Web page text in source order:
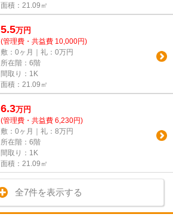
面積：21.09㎡
5.5万円
(管理費・共益費 10,000円)
敷：0ヶ月｜礼：0万円
所在階：6階
間取り：1K
面積：21.09㎡
6.3万円
(管理費・共益費 6,230円)
敷：0ヶ月｜礼：8万円
所在階：6階
間取り：1K
面積：21.09㎡
全7件を表示する